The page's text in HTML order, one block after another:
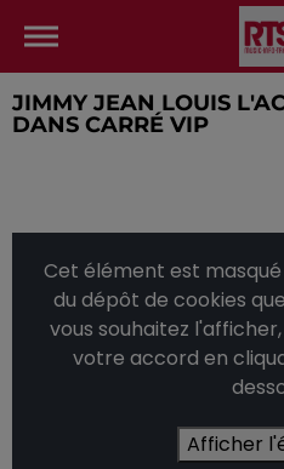
JIMMY JEAN LOUIS
DANS CARRÉ VIP
Cet élément est
du dépôt de cookies
vous souhaitez
votre accord en
Afficher